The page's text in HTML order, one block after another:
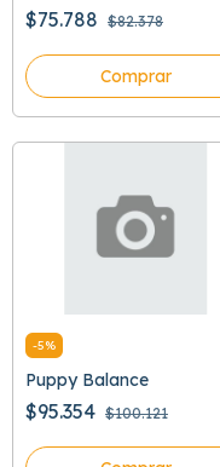
$75.788 $82.378
Comprar
-5%
Puppy Balance
$95.354 $100.121